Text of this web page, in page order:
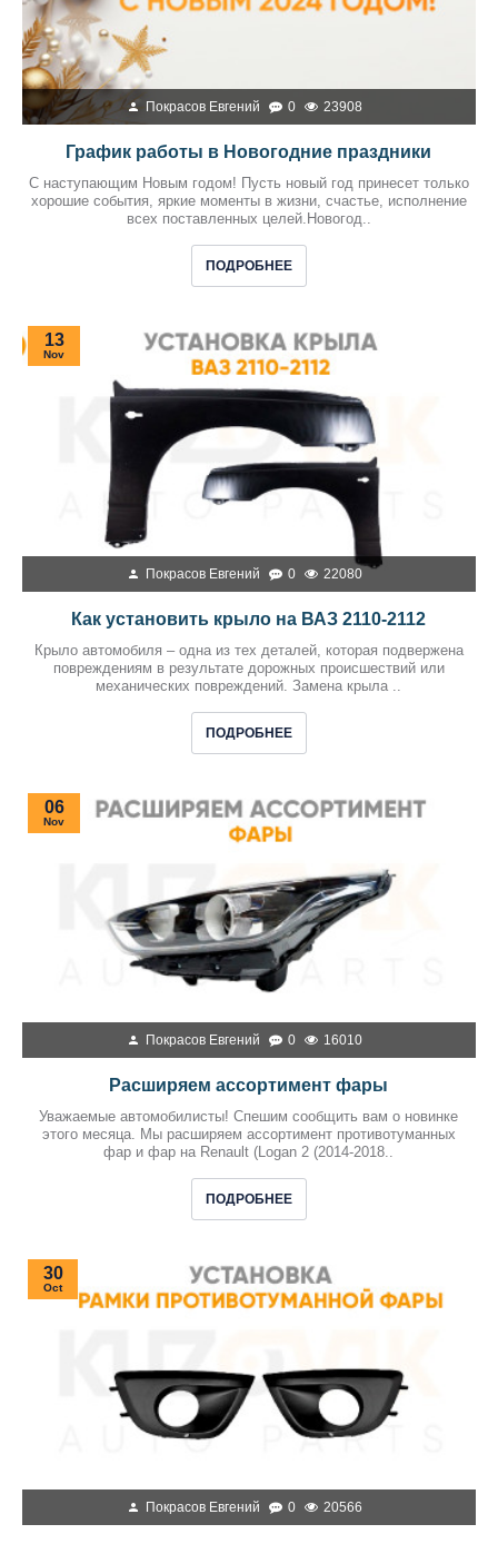
Покрасов Евгений 0 23908
График работы в Новогодние праздники
С наступающим Новым годом! Пусть новый год принесет только
хорошие события, яркие моменты в жизни, счастье, исполнение
всех поставленных целей.Новогод..
ПОДРОБНЕЕ
13
Nov
Покрасов Евгений 0 22080
Как установить крыло на ВАЗ 2110-2112
Крыло автомобиля – одна из тех деталей, которая подвержена
повреждениям в результате дорожных происшествий или
механических повреждений. Замена крыла ..
ПОДРОБНЕЕ
06
Nov
Покрасов Евгений 0 16010
Расширяем ассортимент фары
Уважаемые автомобилисты! Спешим сообщить вам о новинке
этого месяца. Мы расширяем ассортимент противотуманных
фар и фар на Renault (Logan 2 (2014-2018..
ПОДРОБНЕЕ
30
Oct
Покрасов Евгений 0 20566